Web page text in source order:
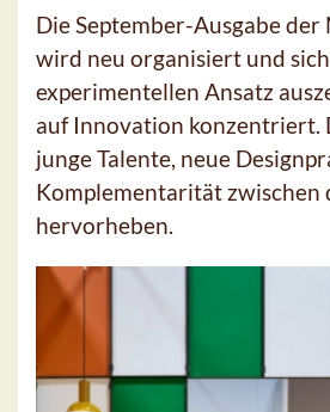
Die September-Ausgabe
wird neu organisiert und
experimentellen Ansatz
auf Innovation konzentriert.
junge Talente, neue
Komplementarität zwischen
hervorheben.